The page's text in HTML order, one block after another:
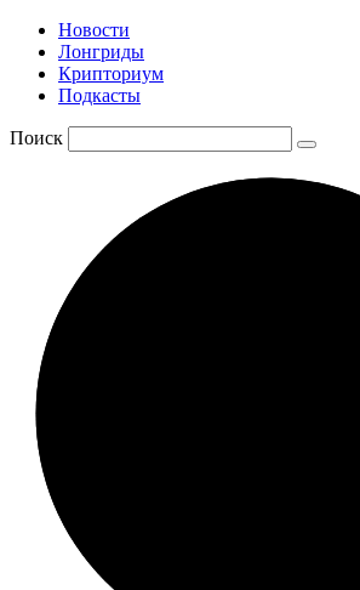
Новости
Лонгриды
Крипториум
Подкасты
Поиск